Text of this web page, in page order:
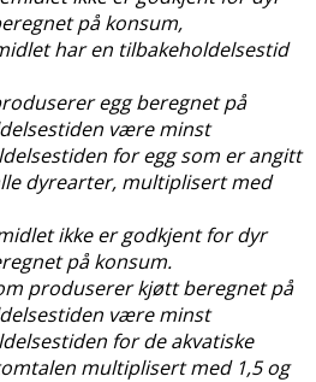
på konsum,
har en tilbakeholdelsestid
egg beregnet på
være minst
for egg som er angitt
dyrearter, multiplisert med
ikke er godkjent for dyr
på konsum.
produserer kjøtt beregnet på
være minst
for de akvatiske
multiplisert med 1,5 og